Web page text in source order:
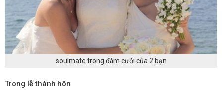
soulmate trong đám cưới của 2 bạn
Trong lễ thành hôn